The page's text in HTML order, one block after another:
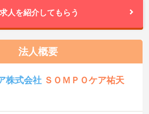
人を紹介してもらう
法人概要
株式会社 ＳＯＭＰＯケア祐天